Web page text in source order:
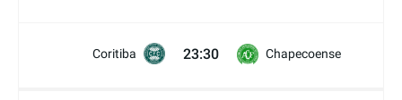
Coritiba 23:30 Chapecoense